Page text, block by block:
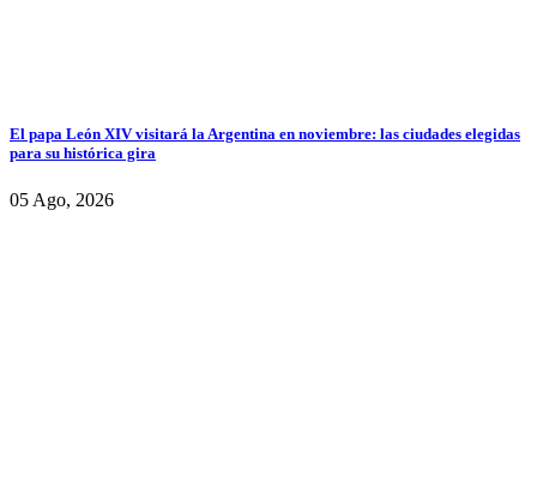
El papa León XIV visitará la Argentina en noviembre: las ciudades elegidas
para su histórica gira
05 Ago, 2026